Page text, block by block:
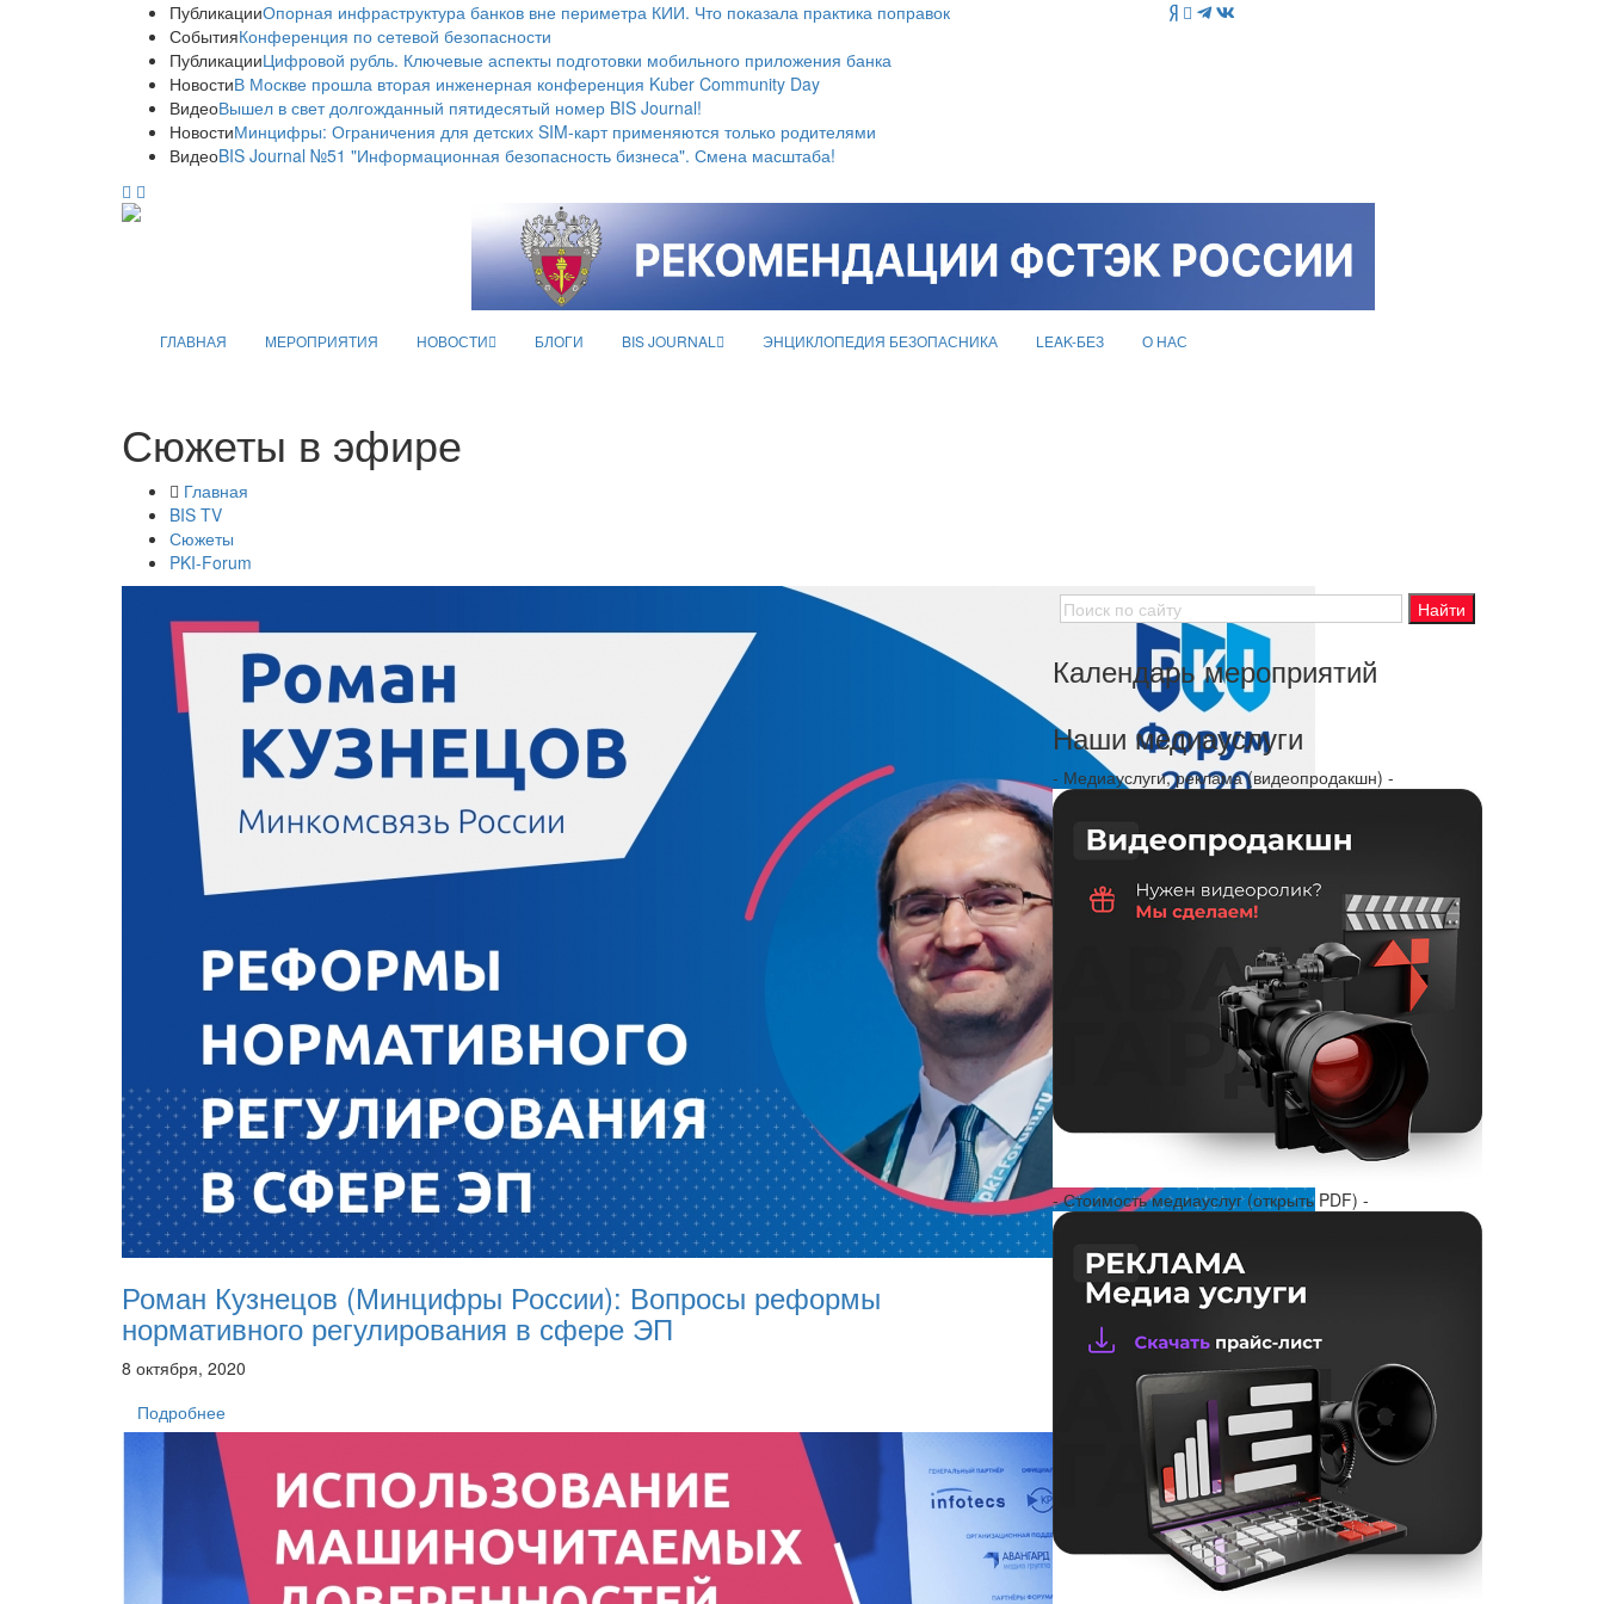
ПубликацииОпорная инфраструктура банков вне периметра КИИ. Что показала практика поправок
СобытияКонференция по сетевой безопасности
ПубликацииЦифровой рубль. Ключевые аспекты подготовки мобильного приложения банка
НовостиВ Москве прошла вторая инженерная конференция Kuber Community Day
ВидеоВышел в свет долгожданный пятидесятый номер BIS Journal!
НовостиМинцифры: Ограничения для детских SIM-карт применяются только родителями
ВидеоBIS Journal №51 "Информационная безопасность бизнеса". Смена масштаба!
ГЛАВНАЯ МЕРОПРИЯТИЯ НОВОСТИ БЛОГИ BIS JOURNAL ЭНЦИКЛОПЕДИЯ БЕЗОПАСНИКА LEAK-БЕЗ О НАС
Сюжеты в эфире
Главная
BIS TV
Сюжеты
PKI-Forum
Роман Кузнецов (Минцифры России): Вопросы реформы
нормативного регулирования в сфере ЭП
8 октября, 2020
Подробнее
Календарь мероприятий
Наши медиауслуги
- Медиауслуги, реклама (видеопродакшн) -
- Стоимость медиауслуг (открыть PDF) -